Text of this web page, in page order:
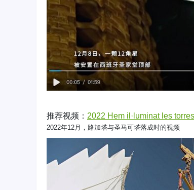
推荐视频： 2022 Hem il·luminat les
2022年12月，路加塔与圣马可塔落成时的视频